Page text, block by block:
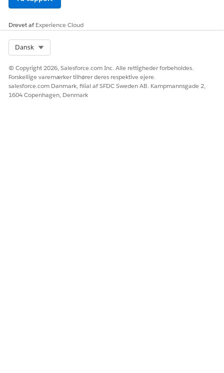
koordinere gennemgange, planlægge godkendelsesmøder
ændringsanmodninger.
LØSTE DENNE ARTIKEL DIT PROBLEM?
Giv os besked, så vi kan forbedre os!
Drevet afExperience Cloud
Dansk
© Copyright 2026, Salesforce.com Inc. Alle rettigheder forbeholdes.
Forskellige varemærker tilhører deres respektive ejere.
salesforce.com Danmark, filial af SFDC Sweden AB. Kampmannsgade 2,
1604 Copenhagen, Denmark